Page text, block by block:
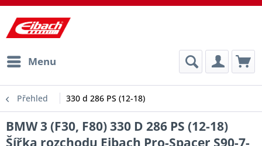
Menu
Přehled 330 d 286 PS (12-18)
BMW 3 (F30, F80) 330 D 286 PS (12-18)
Šířka rozchodu Eibach Pro-Spacer S90-7-